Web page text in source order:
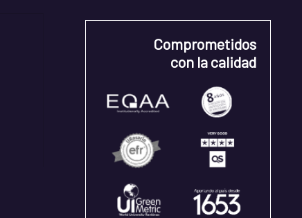
Comprometidos
con la calidad